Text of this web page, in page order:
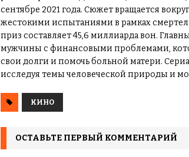
сентябре 2021 года. Сюжет вращается
жестокими испытаниями в рамках
приз составляет 45,6 миллиарда вон.
мужчины с финансовыми проблемами,
свои долги и помочь больной матери.
исследуя темы человеческой природы и
КИНО
ОСТАВЬТЕ ПЕРВЫЙ КОММЕНТАРИЙ